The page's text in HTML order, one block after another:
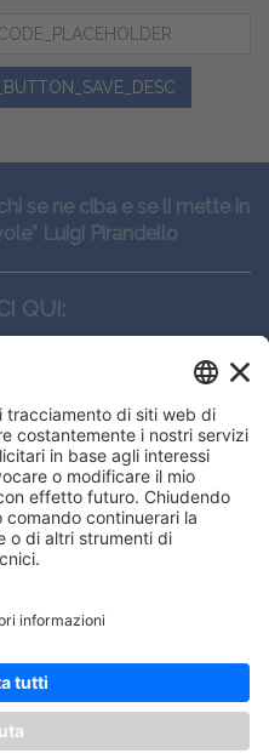
on our
se ne ciba e se li mette in
Luigi Pirandello
QUI:
srl
- 20134, Milano
- 13:00 – 14:00 - 17:30
– 14:00 - 16:00